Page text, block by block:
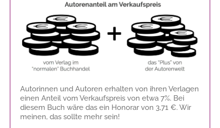
Autorinnen und Autoren erhalten von ihren Verlagen
einen Anteil vom Verkaufspreis von etwa 7%. Bei
diesem Buch wäre das ein Honorar von 3,71 €. Wir
meinen, das sollte mehr sein!